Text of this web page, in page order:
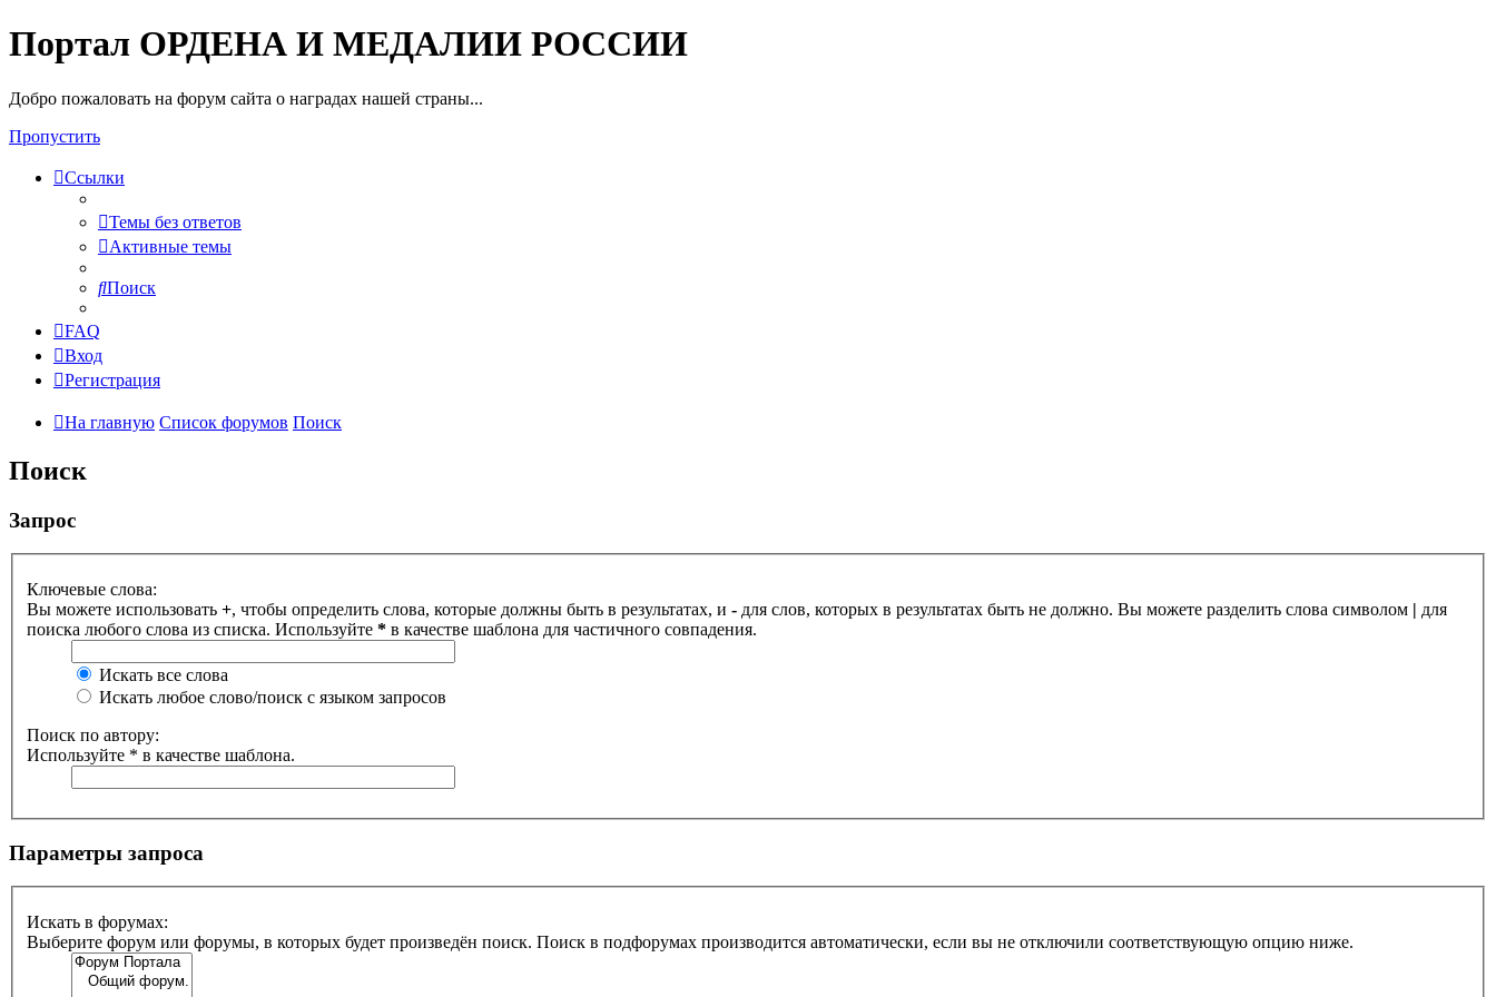
Портал ОРДЕНА И МЕДАЛИИ РОССИИ
Добро пожаловать на форум сайта о наградах нашей страны...
Пропустить
Ссылки
Темы без ответов
Активные темы
Поиск
FAQ
Вход
Регистрация
На главную Список форумов Поиск
Поиск
Запрос
Ключевые слова:
Вы можете использовать +, чтобы определить слова, которые должны быть в результатах, и - для слов, которых в результатах быть не должно. Вы можете разделить слова символом | для
поиска любого слова из списка. Используйте * в качестве шаблона для частичного совпадения.
Искать все слова
Искать любое слово/поиск с языком запросов
Поиск по автору:
Используйте * в качестве шаблона.
Параметры запроса
Искать в форумах:
Выберите форум или форумы, в которых будет произведён поиск. Поиск в подфорумах производится автоматически, если вы не отключили соответствующую опцию ниже.